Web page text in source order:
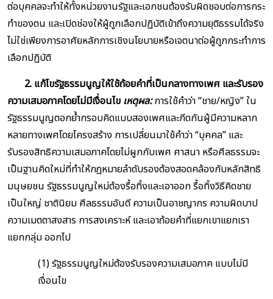
ต่อบุคคลจะทำให้ทั้งหน่วยงานรัฐและเอกชนต้องรับผิดชอบต่อการกระ
ทำของตน และเปิดช่องให้ผู้ถูกเลือกปฏิบัติเข้าถึงความยุติธรรมได้จริง
ไม่ใช่เพียงการอาศัยหลักการเชิงนโยบายหรือเจตนาต่อผู้ถูกกระทำการ
เลือกปฏิบัติ
2. แก้ไขรัฐธรรมนูญให้ใช้ถ้อยคำที่เป็นกลางทางเพศ และรับรอง
ความเสมอภาคโดยไม่มีเงื่อนไข เหตุผล:การใช้คำว่า “ชาย/หญิง” ใน
รัฐธรรมนูญตอกย้ำกรอบคิดแบบสองเพศและกีดกันผู้มีความหลาก
หลายทางเพศโดยโครงสร้าง การเปลี่ยนมาใช้คำว่า “บุคคล” และ
รับรองสิทธิความเสมอภาคโดยไม่ผูกกับเพศ ศาสนา หรือศีลธรรมจะ
เป็นฐานคิดใหม่ที่ทำให้กฎหมายลำดับรองต้องสอดคล้องกับหลักสิทธิ
มนุษยชน รัฐธรรมนูญใหม่ต้องรื้อทิ้งและเอาออก รื้อทิ้งวิธีคิดชาย
เป็นใหญ่ ชาตินิยม ศีลธรรมอันดี ความเป็นอาชญากร ความผิดบาป
ความเมตตาสงสาร การสงเคราะห์ และเอาถ้อยคำที่แยกเขาแยกเรา
แยกกลุ่ม ออกไป
(1) รัฐธรรมนูญใหม่ต้องรับรองความเสมอภาค แบบไม่มี
เงื่อนไข